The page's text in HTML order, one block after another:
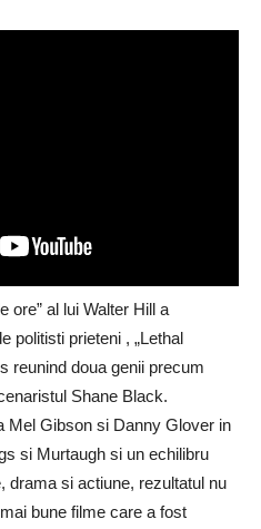
ore” al lui Walter Hill a
politisti prieteni , „Lethal
reunind doua genii precum
Shane Black.
Mel Gibson si Danny Glover in
si Murtaugh si un echilibru
drama si actiune, rezultatul nu
bune filme care a fost